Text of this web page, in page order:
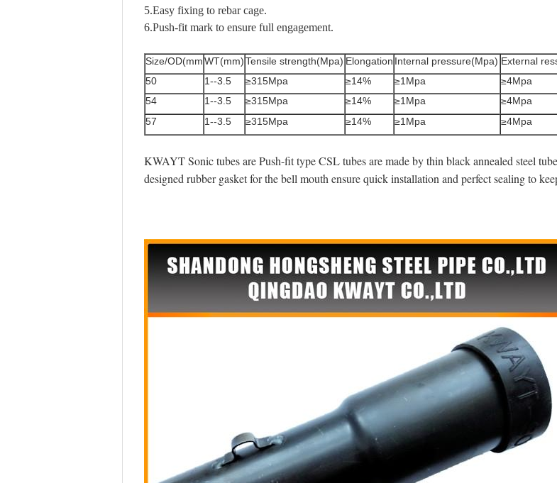
5.Easy fixing to rebar cage.
6.Push-fit mark to ensure full engagement.
Size/OD(mmWT(mm)Tensile strength(Mpa) Elongation Internal pressure(Mpa) External
50
1--3.5 ≥315Mpa ≥14% ≥1Mpa
≥4Mpa
54
1--3.5 ≥315Mpa ≥14% ≥1Mpa
≥4Mpa
57
1--3.5 ≥315Mpa ≥14% ≥1Mpa ≥4Mpa
KWAYT Sonic tubes are Push-fit type CSL tubes are made by thin black annealed steel
designed rubber gasket for the bell mouth ensure quick installation and perfect sealing to